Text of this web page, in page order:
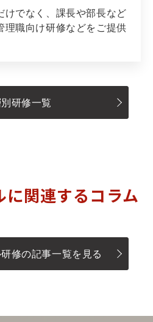
けでなく、課長や部長など
理職向け研修などをご提供
研修一覧
に関連するコラム
修の記事一覧を見る